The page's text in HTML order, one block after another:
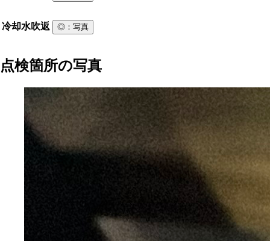
冷却水吹返 ◎ ：写真
点検箇所の写真